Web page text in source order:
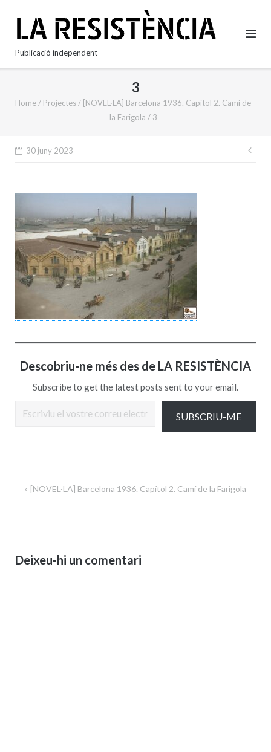
content
Publicació independent
3
Home / Projectes / [NOVEL·LA] Barcelona 1936. Capítol 2. Camí de
la Farigola / 3
30 juny 2023
Descobriu-ne més des de LA RESISTÈNCIA
Subscribe to get the latest posts sent to your email.
SUBSCRIU-ME
Navegació
[NOVEL·LA] Barcelona 1936. Capítol 2. Camí de la Farigola
Deixeu-hi un comentari